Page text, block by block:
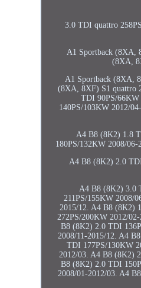
3.0 TDI quattro
A1 Sportback (8XA,
(8XA,
A1 Sportback (8XA,
(8XA, 8XF) S1 quattro
TDI 90PS/
140PS/103KW 2012/
A4 B8 (8K2) 1.8
180PS/132KW 2008/
A4 B8 (8K2) 2.0
A4 B8 (8K2) 3.0
211PS/155KW 2008/
2015/12. A4 B8 (8K2)
272PS/200KW 2012/
B8 (8K2) 2.0 TDI
2008/11-2015/12. A4
TDI 177PS/130KW
2012/03. A4 B8 (8K2)
B8 (8K2) 2.0 TDI
2008/01-2012/03. A4